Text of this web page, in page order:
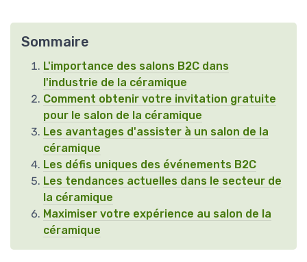
Sommaire
L'importance des salons B2C dans
l'industrie de la céramique
Comment obtenir votre invitation gratuite
pour le salon de la céramique
Les avantages d'assister à un salon de la
céramique
Les défis uniques des événements B2C
Les tendances actuelles dans le secteur de
la céramique
Maximiser votre expérience au salon de la
céramique